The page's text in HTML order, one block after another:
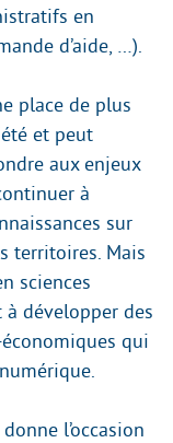
en
d’aide, …).
place de plus
et peut
aux enjeux
à
sur
territoires. Mais
sciences
développer des
qui
l’occasion